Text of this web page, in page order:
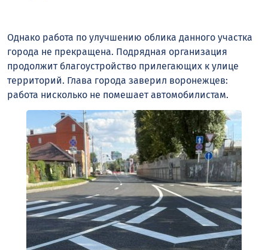
Однако работа по улучшению облика данного участка
города не прекращена. Подрядная организация
продолжит благоустройство прилегающих к улице
территорий. Глава города заверил воронежцев:
работа нисколько не помешает автомобилистам.